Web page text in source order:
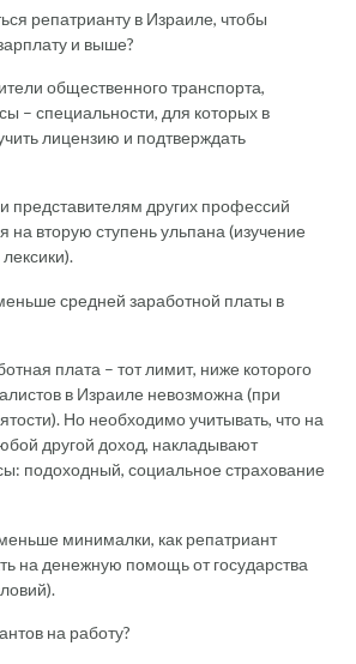
репатрианту в Израиле, чтобы
и выше?
общественного транспорта,
– специальности, для которых в
лицензию и подтверждать
представителям других профессий
на вторую ступень ульпана (изучение
средней заработной платы в
плата – тот лимит, ниже которого
в Израиле невозможна (при
Но необходимо учитывать, что на
другой доход, накладывают
подоходный, социальное страхование
минималки, как репатриант
на денежную помощь от государства
на работу?